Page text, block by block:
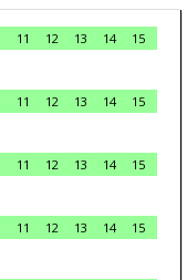
11 12 13 14
15
11 12 13 14
15
11 12 13 14
15
11 12 13 14
15